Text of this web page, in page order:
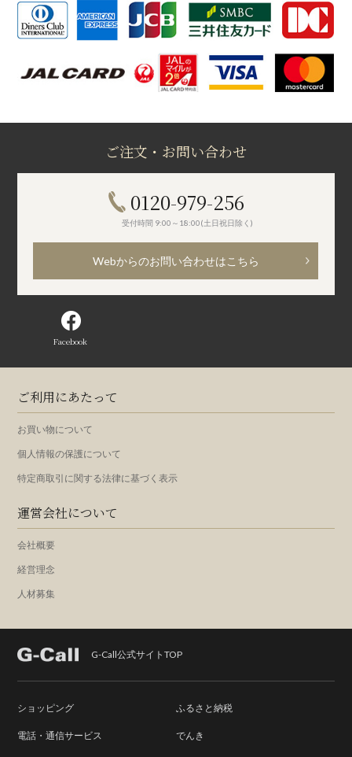
ご注文・お問い合わせ
0120-979-256
受付時間 9:00～18:00(土日祝日除く)
Webからのお問い合わせはこちら
Facebook
ご利用にあたって
お買い物について
個人情報の保護について
特定商取引に関する法律に基づく表示
運営会社について
会社概要
経営理念
人材募集
G-Call公式サイトTOP
ショッピング ふるさと納税
電話・通信サービス でんき